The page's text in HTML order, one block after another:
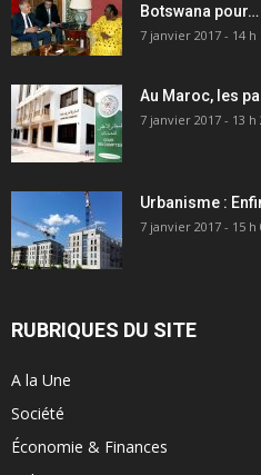
Botswana pour…
7 janvier 2017 - 14 h
Au Maroc, les
7 janvier 2017 - 13 h
Urbanisme :
7 janvier 2017 - 15 h
RUBRIQUES DU SITE
A la Une
Société
Économie & Finances